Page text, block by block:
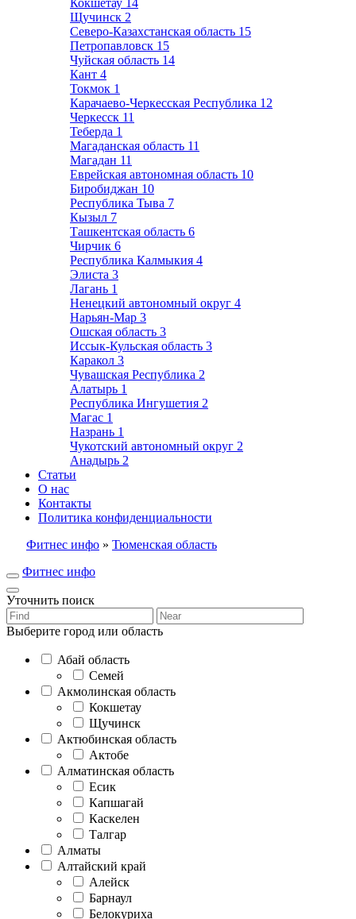
Кокшетау 14
Щучинск 2
Северо-Казахстанская область 15
Петропавловск 15
Чуйская область 14
Кант 4
Токмок 1
Карачаево-Черкесская Республика 12
Черкесск 11
Теберда 1
Магаданская область 11
Магадан 11
Еврейская автономная область 10
Биробиджан 10
Республика Тыва 7
Кызыл 7
Ташкентская область 6
Чирчик 6
Республика Калмыкия 4
Элиста 3
Лагань 1
Ненецкий автономный округ 4
Нарьян-Мар 3
Ошская область 3
Иссык-Кульская область 3
Каракол 3
Чувашская Республика 2
Алатырь 1
Республика Ингушетия 2
Магас 1
Назрань 1
Чукотский автономный округ 2
Анадырь 2
Статьи
О нас
Контакты
Политика конфиденциальности
Фитнес инфо » Тюменская область
Фитнес инфо
Уточнить поиск
Выберите город или область
Абай область
Семей
Акмолинская область
Кокшетау
Щучинск
Актюбинская область
Актобе
Алматинская область
Есик
Капшагай
Каскелен
Талгар
Алматы
Алтайский край
Алейск
Барнаул
Белокуриха